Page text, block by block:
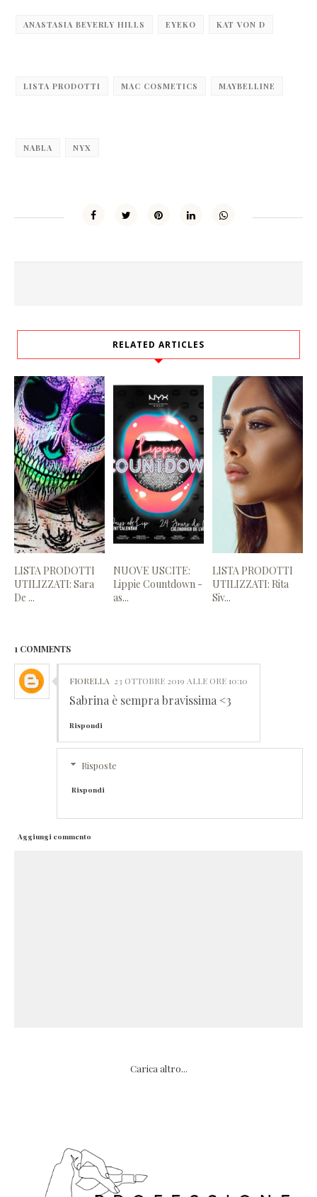
ANASTASIA BEVERLY HILLS EYEKO KAT VON D
LISTA PRODOTTI MAC COSMETICS MAYBELLINE
NABLA NYX
RELATED ARTICLES
LISTA PRODOTTI
UTILIZZATI: Sara
De ...
NUOVE USCITE:
Lippie Countdown -
as...
LISTA PRODOTTI
UTILIZZATI: Rita
Siv...
1 COMMENTS
FIORELLA 23 OTTOBRE 2019 ALLE ORE 10:10
Sabrina è sempra bravissima <3
Rispondi
Risposte
Rispondi
Aggiungi commento
Carica altro...